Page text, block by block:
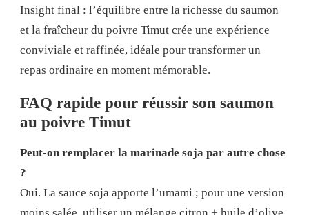
Insight final : l’équilibre entre la richesse du saumon
et la fraîcheur du poivre Timut crée une expérience
conviviale et raffinée, idéale pour transformer un
repas ordinaire en moment mémorable.
FAQ rapide pour réussir son saumon
au poivre Timut
Peut-on remplacer la marinade soja par autre chose
?
Oui. La sauce soja apporte l’umami ; pour une version
moins salée, utiliser un mélange citron + huile d’olive